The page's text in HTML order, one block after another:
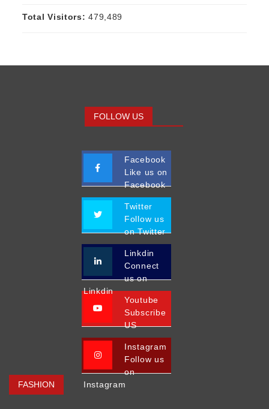
Total Visitors:479,489
FASHION
FOLLOW US
Facebook
Like us on
Facebook
Twitter
Follow us
on Twitter
Linkdin
Connect
us on
Linkdin
Youtube
Subscribe
US
Instagram
Follow us
on
Instagram